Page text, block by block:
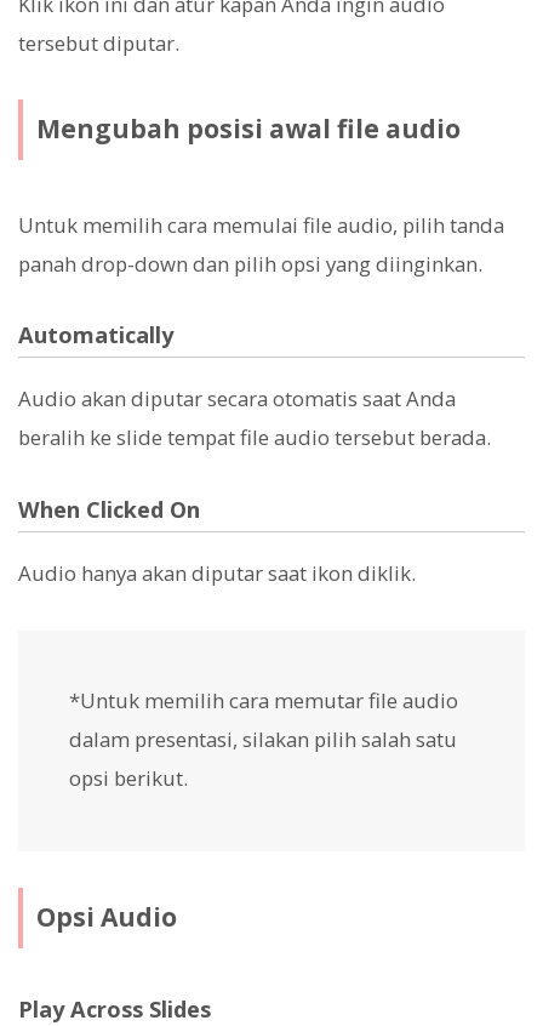
tersebut diputar.
Mengubah posisi awal file audio
Untuk memilih cara memulai file audio, pilih tanda
panah drop-down dan pilih opsi yang diinginkan.
Automatically
Audio akan diputar secara otomatis saat Anda
beralih ke slide tempat file audio tersebut berada.
When Clicked On
Audio hanya akan diputar saat ikon diklik.
*Untuk memilih cara memutar file audio
dalam presentasi, silakan pilih salah satu
opsi berikut.
Opsi Audio
Play Across Slides